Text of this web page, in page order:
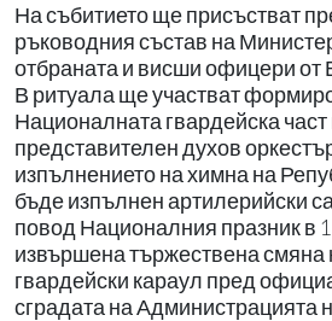
На събитието ще присъстват
ръководния състав на
отбраната и висши офицери от
В ритуала ще участват
Националната гвардейска
представителен духов
изпълнението на химна на
бъде изпълнен артилерийски
повод Националния празник в
извършена тържествена смяна
гвардейски караул пред
сградата на Администрацията